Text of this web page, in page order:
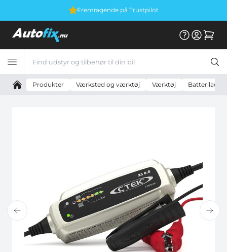
Fremragende på Trustpilot
Produkter Værksted og værktøj Værktøj